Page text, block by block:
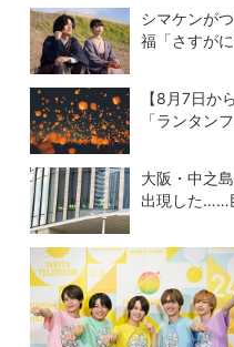
新メニューも仲間入りシマケンが
福「さすが
【8月7日か
「ランタン
大阪・中之
出現した……